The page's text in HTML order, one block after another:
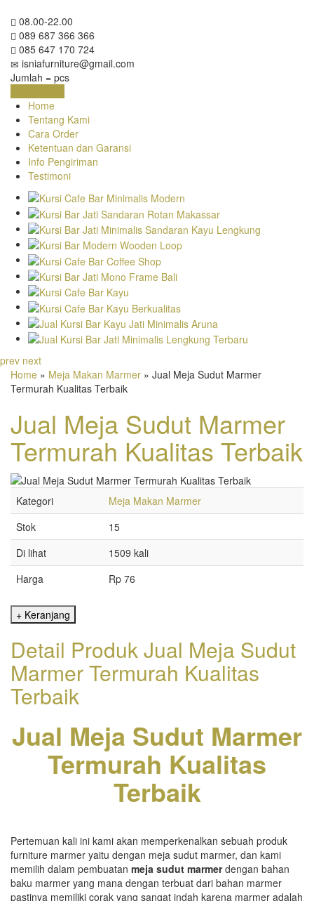
08.00-22.00
089 687 366 366
085 647 170 724
isniafurniture@gmail.com
Jumlah = pcs
Home
Tentang Kami
Cara Order
Ketentuan dan Garansi
Info Pengiriman
Testimoni
prev next
Home » Meja Makan Marmer » Jual Meja Sudut Marmer
Termurah Kualitas Terbaik
Jual Meja Sudut Marmer
Termurah Kualitas Terbaik
Kategori
Meja Makan Marmer
Stok
15
Di lihat
1509 kali
Harga
Rp 76
Detail Produk Jual Meja Sudut
Marmer Termurah Kualitas
Terbaik
Jual Meja Sudut Marmer
Termurah Kualitas
Terbaik
Pertemuan kali ini kami akan memperkenalkan sebuah produk
furniture marmer yaitu dengan meja sudut marmer, dan kami
memilih dalam pembuatan meja sudut marmerdengan bahan
baku marmer yang mana dengan terbuat dari bahan marmer
pastinya memiliki corak yang sangat indah karena marmer adalah